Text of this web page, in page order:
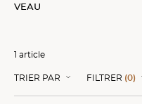
VEAU
1 article
TRIER PAR FILTRER (0)